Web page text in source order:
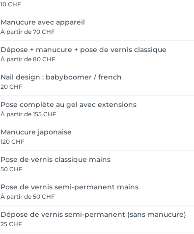
10 CHF
Manucure avec appareil
À partir de 70 CHF
Dépose + manucure + pose de vernis classique
À partir de 80 CHF
Nail design : babyboomer / french
20 CHF
Pose complète au gel avec extensions
À partir de 155 CHF
Manucure japonaise
120 CHF
Pose de vernis classique mains
50 CHF
Pose de vernis semi-permanent mains
À partir de 50 CHF
Dépose de vernis semi-permanent (sans manucure)
25 CHF